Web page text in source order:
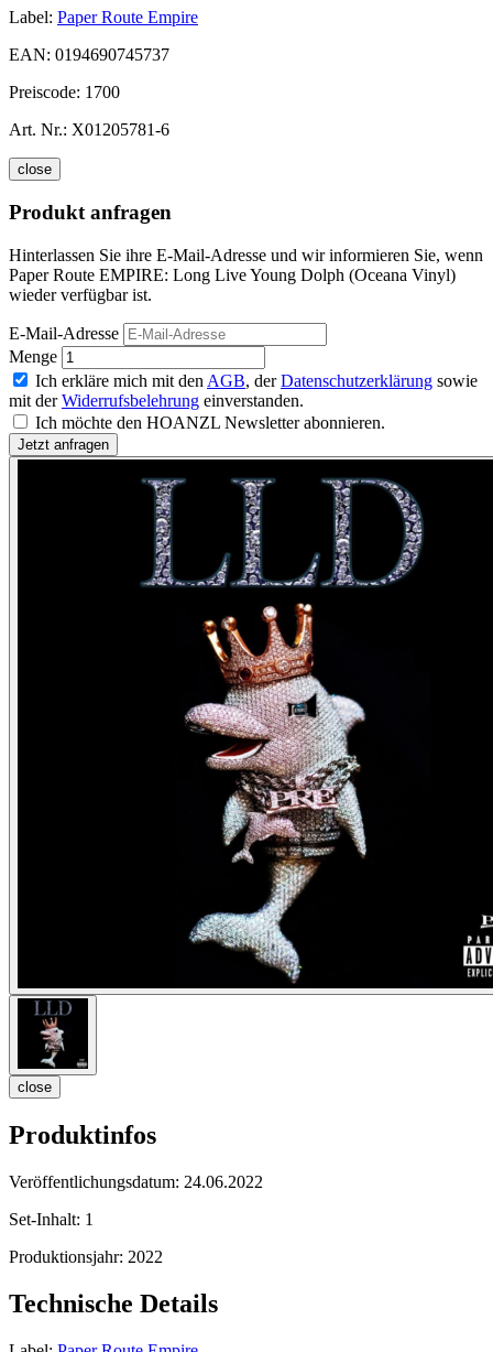
Label: Paper Route Empire
EAN: 0194690745737
Preiscode: 1700
Art. Nr.: X01205781-6
close
Produkt anfragen
Hinterlassen Sie ihre E-Mail-Adresse und wir informieren Sie, wenn
Paper Route EMPIRE: Long Live Young Dolph (Oceana Vinyl)
wieder verfügbar ist.
E-Mail-Adresse
Menge
Ich erkläre mich mit den AGB, derDatenschutzerklärung sowie
mit derWiderrufsbelehrung einverstanden.
Ich möchte den HOANZL Newsletter abonnieren.
close
Produktinfos
Veröffentlichungsdatum: 24.06.2022
Set-Inhalt: 1
Produktionsjahr: 2022
Technische Details